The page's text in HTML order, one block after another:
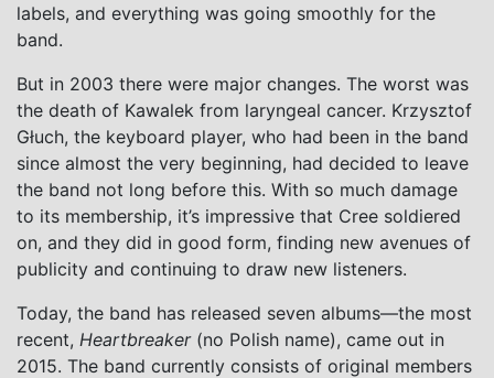
labels, and everything was going smoothly for the
band.
But in 2003 there were major changes. The worst was
the death of Kawalek from laryngeal cancer. Krzysztof
Głuch, the keyboard player, who had been in the band
since almost the very beginning, had decided to leave
the band not long before this. With so much damage
to its membership, it’s impressive that Cree soldiered
on, and they did in good form, finding new avenues of
publicity and continuing to draw new listeners.
Today, the band has released seven albums—the most
recent, Heartbreaker(no Polish name), came out in
2015. The band currently consists of original members